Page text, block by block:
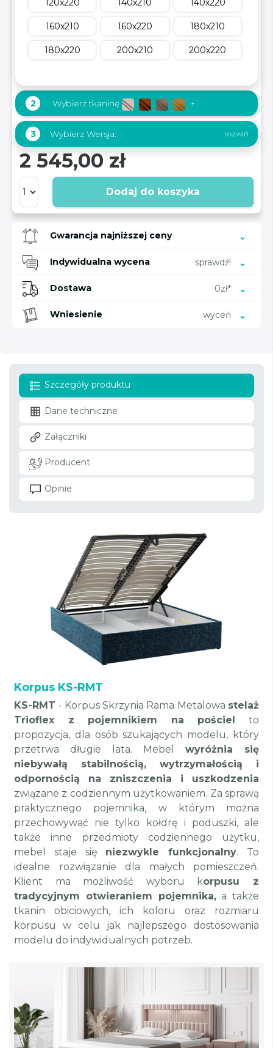
120x220 140x210 140x220
160x210 160x220 180x210
180x220 200x210 200x220
2 Wybierz tkaninę +
3 Wybierz Wersja:
2 545,00 zł
Dodaj do koszyka
Gwarancja najniższej ceny
Indywidualna wycena sprawdź!
Dostawa 0zł*
Wniesienie wyceń
Szczegóły produktu
Dane techniczne
Załączniki
Producent
Opinie
Korpus KS-RMT
KS-RMT - Korpus Skrzynia Rama Metalowa stelaż
Trioflex z pojemnikiem na pościel
to
propozycja, dla osób szukających modelu, który
przetrwa długie lata. Mebel wyróżnia się
niebywałą stabilnością, wytrzymałością i
odpornością na zniszczenia i uszkodzenia
związane z codziennym użytkowaniem. Za sprawą
praktycznego pojemnika, w którym można
przechowywać nie tylko kołdrę i poduszki, ale
także inne przedmioty codziennego użytku,
mebel staje się niezwykle funkcjonalny. To
idealne rozwiązanie dla małych pomieszczeń.
Klient ma możliwość wyboru korpusu z
tradycyjnym otwieraniem pojemnika,a także
tkanin obiciowych, ich koloru oraz rozmiaru
korpusu w celu jak najlepszego dostosowania
modelu do indywidualnych potrzeb.